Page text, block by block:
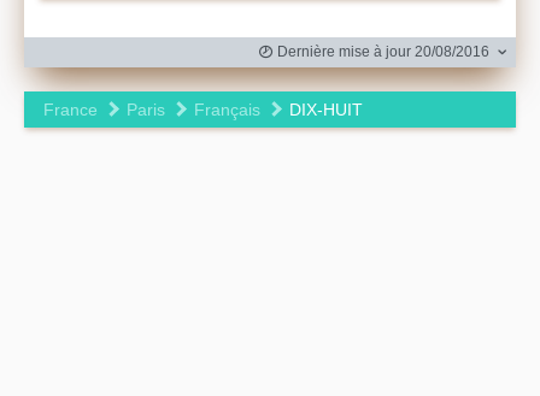
Dernière mise à jour 20/08/2016
France Paris Français DIX-HUIT